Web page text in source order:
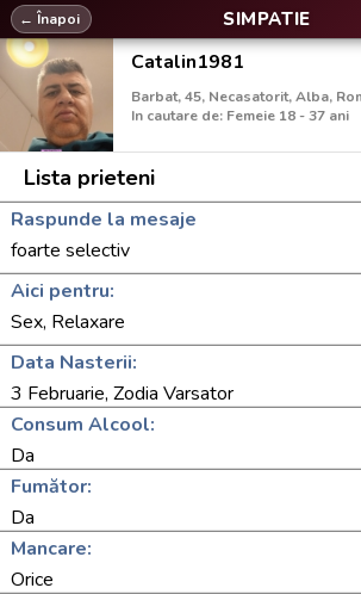
SIMPATIE
← Înapoi
Catalin1981
Barbat, 45, Necasatorit, Alba,
In cautare de: Femeie 18 - 37 ani
Lista prieteni
Raspunde la mesaje
foarte selectiv
Aici pentru:
Sex, Relaxare
Data Nasterii:
3 Februarie, Zodia Varsator
Consum Alcool:
Da
Fumător:
Da
Mancare:
Orice